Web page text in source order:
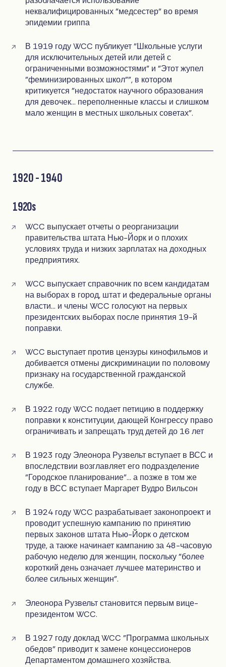
неквалифицированных "медсестер" во время
эпидемии гриппа
В 1919 году WCC публикует "Школьные услуги
для исключительных детей или детей с
ограниченными возможностями" и "Этот жупел
"феминизированных школ"", в котором
критикуется "недостаток научного образования
для девочек... переполненные классы и слишком
мало женщин в местных школьных советах".
1920 - 1940
1920s
WCC выпускает отчеты о реорганизации
правительства штата Нью-Йорк и о плохих
условиях труда и низких зарплатах на доходных
предприятиях.
WCC выпускает справочник по всем кандидатам
на выборах в город, штат и федеральные органы
власти... и члены WCC голосуют на первых
президентских выборах после принятия 19-й
поправки.
WCC выступает против цензуры кинофильмов и
добивается отмены дискриминации по половому
признаку на государственной гражданской
службе.
В 1922 году WCC подает петицию в поддержку
поправки к конституции, дающей Конгрессу право
ограничивать и запрещать труд детей до 16 лет
В 1923 году Элеонора Рузвельт вступает в ВСС и
впоследствии возглавляет его подразделение
"Городское планирование"... а позже в том же
году в ВСС вступает Маргарет Вудро Вильсон
В 1924 году WCC разрабатывает законопроект и
проводит успешную кампанию по принятию
первых законов штата Нью-Йорк о детском
труде, а также начинает кампанию за 48-часовую
рабочую неделю для женщин, поскольку "более
короткий день означает лучшее материнство и
более сильных женщин".
Элеонора Рузвельт становится первым вице-
президентом WCC.
В 1927 году доклад WCC "Программа школьных
обедов" приводит к замене концессионеров
Департаментом домашнего хозяйства.